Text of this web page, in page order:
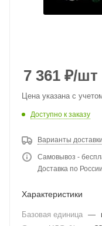
7 361 ₽/шт
Цена указана с
Доступно к заказу
Варианты доставки
Самовывоз -
Доставка по
Характеристики
Базовая единица —